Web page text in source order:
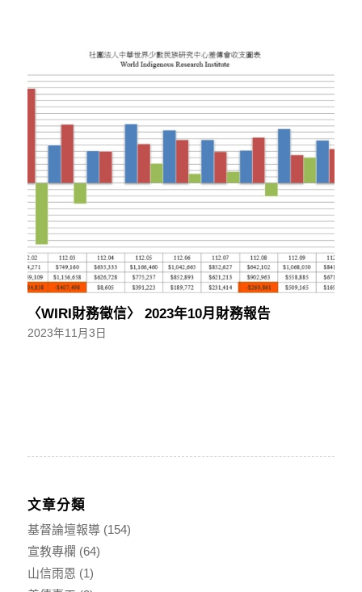
〈WIRI財務徵信〉 2023年10月財務報告
2023年11月3日
文章分類
基督論壇報導(154)
宣教專欄 (64)
山信雨恩 (1)